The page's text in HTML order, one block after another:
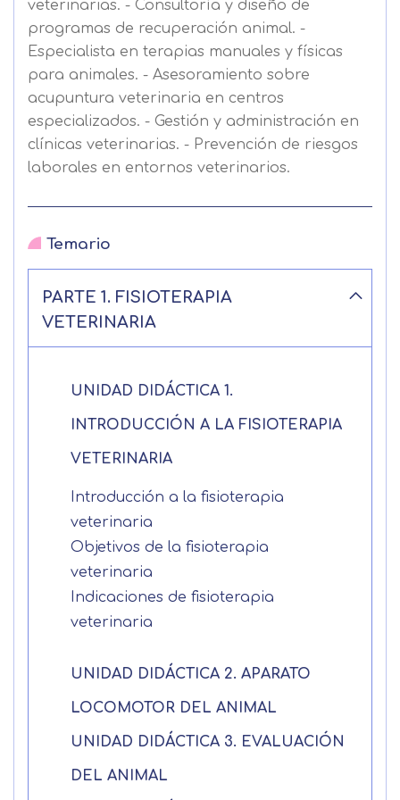
veterinarias. - Consultoría y diseño de
programas de recuperación animal. -
Especialista en terapias manuales y físicas
para animales. - Asesoramiento sobre
acupuntura veterinaria en centros
especializados. - Gestión y administración en
clínicas veterinarias. - Prevención de riesgos
laborales en entornos veterinarios.
Temario
PARTE 1. FISIOTERAPIA
VETERINARIA
UNIDAD DIDÁCTICA 1.
INTRODUCCIÓN A LA FISIOTERAPIA
VETERINARIA
Introducción a la fisioterapia
veterinaria
Objetivos de la fisioterapia
veterinaria
Indicaciones de fisioterapia
veterinaria
UNIDAD DIDÁCTICA 2. APARATO
LOCOMOTOR DEL ANIMAL
UNIDAD DIDÁCTICA 3. EVALUACIÓN
DEL ANIMAL
Solicitar
información
Mail
Nombre
Solicitar
información
Nombre
Apellidos
Mensaje
Información básica sobre Protección
Centro de
preferencia de
privacidad
Utilizamos cookies propias y de terceros
para mejorar nuestros servicios